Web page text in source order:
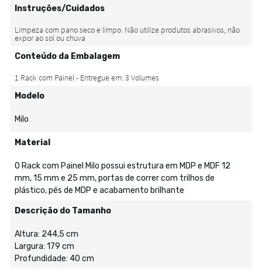
Instruções/Cuidados
Conteúdo da Embalagem
Modelo
Milo
Material
O Rack com Painel Milo possui estrutura em MDP e MDF 12
mm, 15 mm e 25 mm, portas de correr com trilhos de
plástico, pés de MDP e acabamento brilhante
Descrição do Tamanho
Altura: 244,5 cm
Largura: 179 cm
Profundidade: 40 cm